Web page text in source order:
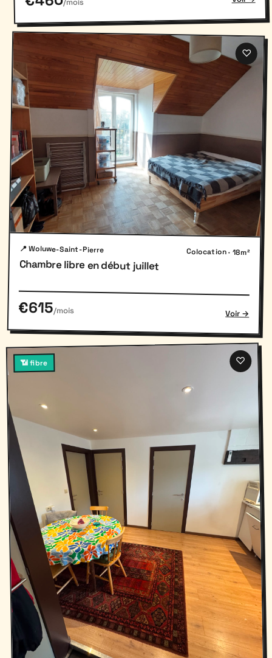
♡
📍 Woluwe-Saint-Pierre Colocation · 18m²
Chambre libre en début juillet
€615/mois Voir →
📶 fibre ♡